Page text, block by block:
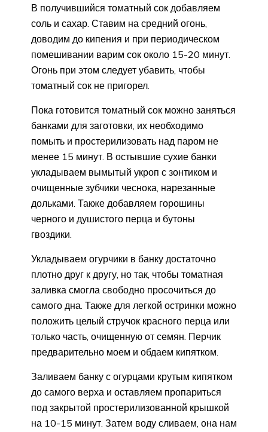
В получившийся томатный сок добавляем
соль и сахар. Ставим на средний огонь,
доводим до кипения и при периодическом
помешивании варим сок около 15-20 минут.
Огонь при этом следует убавить, чтобы
томатный сок не пригорел.
Пока готовится томатный сок можно заняться
банками для заготовки, их необходимо
помыть и простерилизовать над паром не
менее 15 минут. В остывшие сухие банки
укладываем вымытый укроп с зонтиком и
очищенные зубчики чеснока, нарезанные
дольками. Также добавляем горошины
черного и душистого перца и бутоны
гвоздики.
Укладываем огурчики в банку достаточно
плотно друг к другу, но так, чтобы томатная
заливка смогла свободно просочиться до
самого дна. Также для легкой остринки можно
положить целый стручок красного перца или
только часть, очищенную от семян. Перчик
предварительно моем и обдаем кипятком.
Заливаем банку с огурцами крутым кипятком
до самого верха и оставляем пропариться
под закрытой простерилизованной крышкой
на 10-15 минут. Затем воду сливаем, она нам